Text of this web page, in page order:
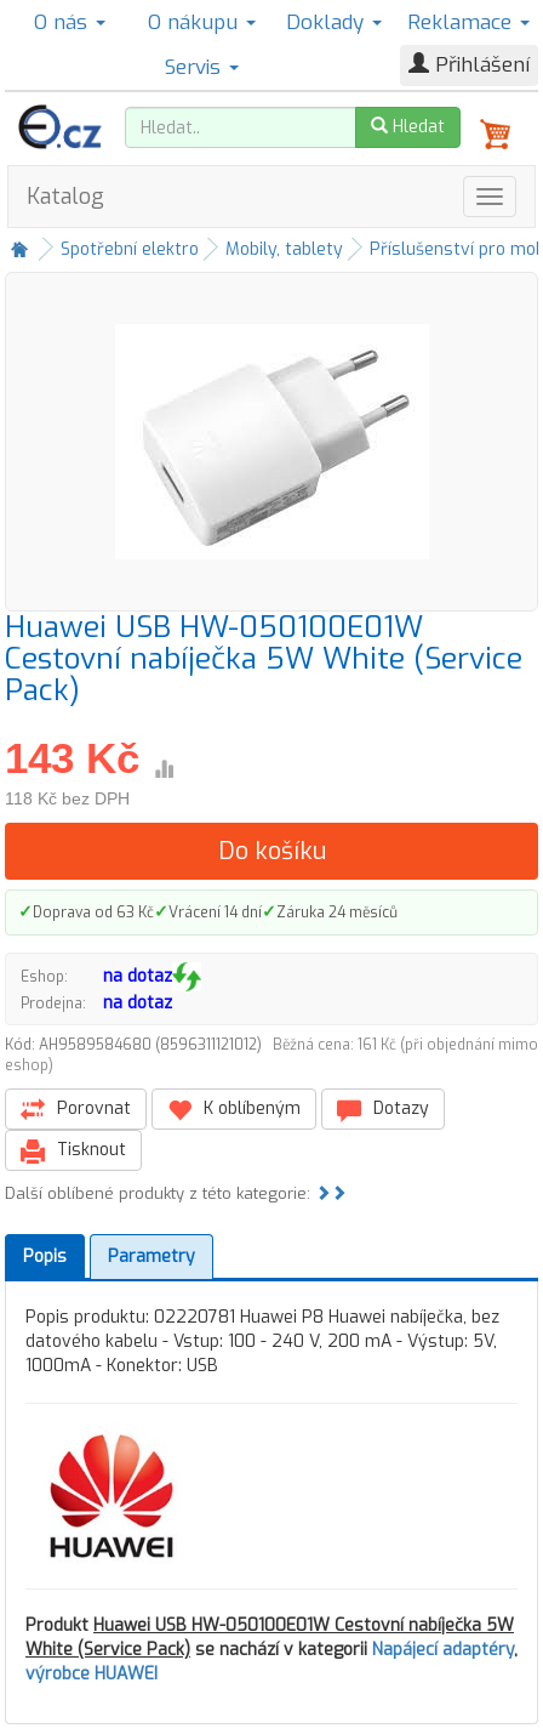
O nás O nákupu Doklady
Reklamace
Servis
Přihlášení
Hledat
Katalog
Spotřební elektro Mobily, tablety Příslušenství pro
Huawei USB HW-050100E01W
Cestovní nabíječka 5W White (Service
Pack)
143 Kč
118 Kč bez DPH
Do košíku
✓Doprava od 63 Kč✓Vrácení 14 dní✓Záruka 24 měsíců
Eshop: na dotaz
Prodejna: na dotaz
Kód: AH9589584680 (8596311121012)
Běžná cena: 161 Kč (při objednání mimo
eshop)
Porovnat K oblíbeným
Dotazy
Tisknout
Další oblíbené produkty z této kategorie:
Popis Parametry
Popis produktu: 02220781 Huawei P8 Huawei nabíječka, bez
datového kabelu - Vstup: 100 - 240 V, 200 mA - Výstup: 5V,
1000mA - Konektor: USB
Produkt Huawei USB HW-050100E01W Cestovní nabíječka 5W
White (Service Pack) se nachází v kategorii Napájecí adaptéry,
výrobce HUAWEI